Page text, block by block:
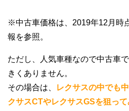
※中古車価格は、2019年12月時
報を参照。
ただし、人気車種なので中古車
きくありません。
その場合は、
レクサスの中でも
クサスCTやレクサスGSを狙って